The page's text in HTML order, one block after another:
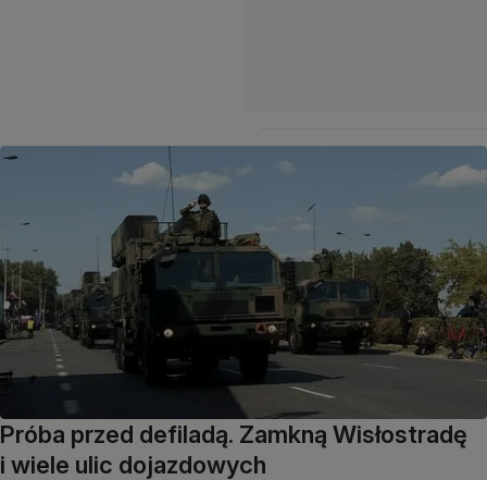
Próba przed defiladą. Zamkną Wisłostradę
i wiele ulic dojazdowych